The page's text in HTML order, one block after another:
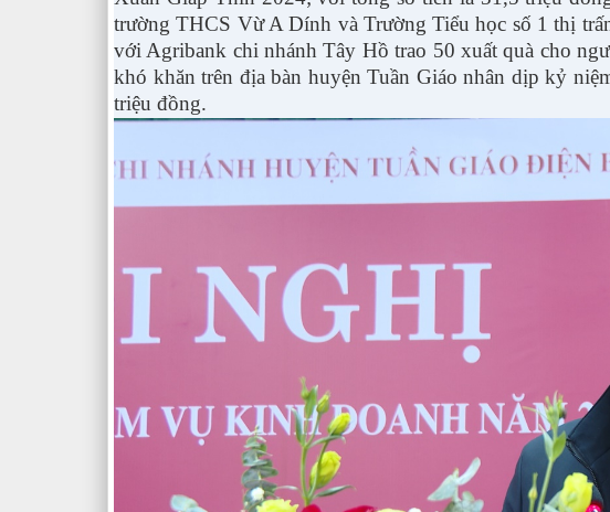
trường THCS Vừ A Dính và Trường Tiểu học số 1 thị
với Agribank chi nhánh Tây Hồ trao 50 xuất quà cho
khó khăn trên địa bàn huyện Tuần Giáo nhân dịp kỷ
triệu đồng.